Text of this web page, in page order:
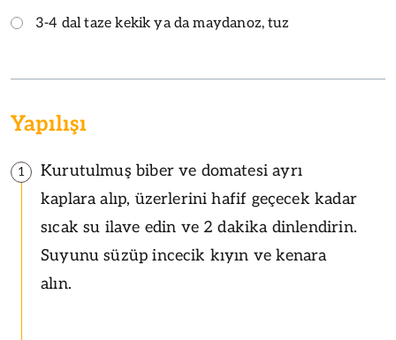
3-4 dal taze kekik ya da maydanoz, tuz
Yapılışı
1
Kurutulmuş biber ve domatesi ayrı
kaplara alıp, üzerlerini hafif geçecek kadar
sıcak su ilave edin ve 2 dakika dinlendirin.
Suyunu süzüp incecik kıyın ve kenara
alın.